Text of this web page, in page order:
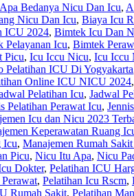
Apa Bedanya Nicu Dan Icu,
Nicu Dan Icu, Biaya Icu
ICU 2024, Bimtek Icu Dan
Pelayanan Icu, Bimtek
Picu, Icu Iccu Nicu, Icu Iccu
Pelatihan ICU Di Yogyakarta
Online ICU NICU 2024,
Pelatihan Icu, Jadwal
Pelatihan Perawat Icu,
Icu dan Nicu 2023
Keperawatan Ruang
Icu, Manajemen Rumah
Picu, Nicu Itu Apa, Nicu
Dokter, Pelatihan ICU
, Pelatihan Icu Rscm,
Rumah Sakit, Pelatihan